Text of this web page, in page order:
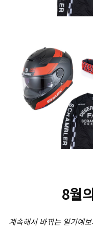
8월
계속해서 바뀌는 일기예